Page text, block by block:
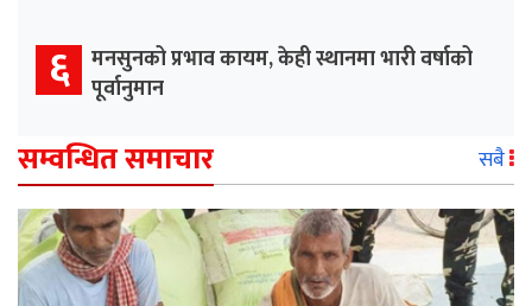
६ मनसुनको प्रभाव कायम, केही स्थानमा भारी वर्षाको
पूर्वानुमान
सम्वन्धित समाचार सबै